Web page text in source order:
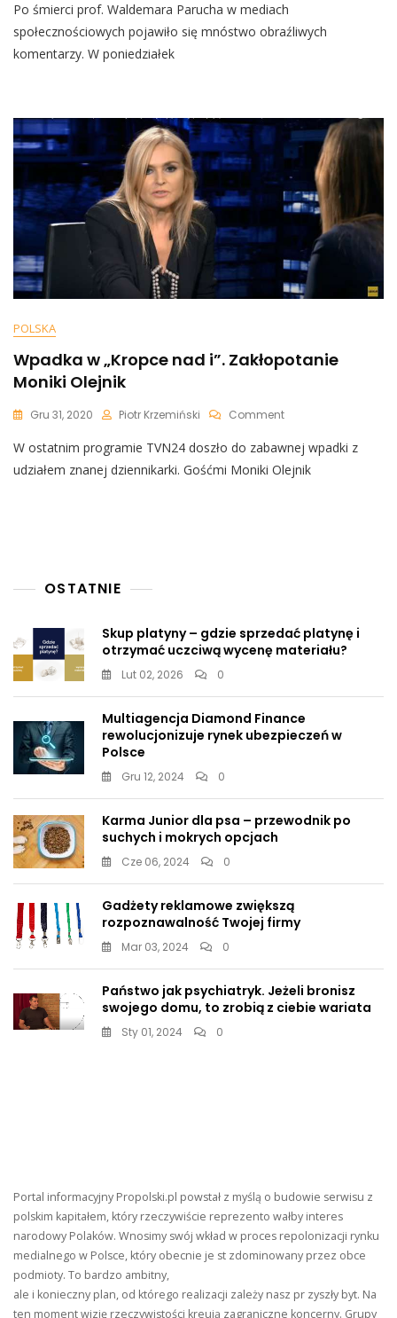
Po
Śmierci
W
D***,
Karma
Wróciła”
Po śmierci prof. Waldemara Parucha w mediach
społecznościowych pojawiło się mnóstwo obraźliwych
komentarzy. W poniedziałek
POLSKA
Wpadka w „Kropce nad i”. Zakłopotanie
Moniki Olejnik
Gru 31, 2020 Piotr Krzemiński CommentOn
W
„Kropce
Nad
W ostatnim programie TVN24 doszło do zabawnej wpadki z
udziałem znanej dziennikarki. Gośćmi Moniki Olejnik
OSTATNIE
Skup platyny – gdzie sprzedać platynę i
otrzymać uczciwą wycenę materiału?
Lut 02, 2026 0
Multiagencja Diamond Finance
rewolucjonizuje rynek ubezpieczeń w
Polsce
Gru 12, 2024 0
Karma Junior dla psa – przewodnik po
suchych i mokrych opcjach
Cze 06, 2024 0
Gadżety reklamowe zwiększą
rozpoznawalność Twojej firmy
Mar 03, 2024 0
Państwo jak psychiatryk. Jeżeli bronisz
swojego domu, to zrobią z ciebie wariata
Sty 01, 2024 0
Portal informacyjny Propolski.pl powstał z myślą o budowie serwisu z
polskim kapitałem, który rzeczywiście reprezento wałby interes
narodowy Polaków. Wnosimy swój wkład w proces repolonizacji rynku
medialnego w Polsce, który obecnie je st zdominowany przez obce
podmioty. To bardzo ambitny,
ale i konieczny plan, od którego realizacji zależy nasz pr zyszły byt. Na
ten moment wizję rzeczywistości kreują zagraniczne koncerny. Grupy